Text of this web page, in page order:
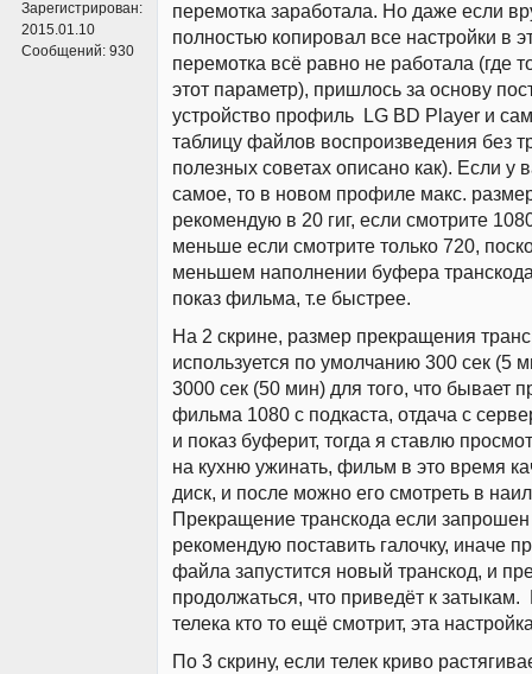
Зарегистрирован:
2015.01.10
Сообщений: 930
перемотка заработала. Но даже если
полностью копировал все настройки в
перемотка всё равно не работала (где
этот параметр), пришлось за основу
устройство профиль LG BD Player и
таблицу файлов воспроизведения без
полезных советах описано как). Если у
самое, то в новом профиле макс.
рекомендую в 20 гиг, если смотрите
меньше если смотрите только 720,
меньшем наполнении буфера
показ фильма, т.е быстрее.
На 2 скрине, размер прекращения
используется по умолчанию 300 сек (5
3000 сек (50 мин) для того, что бывает
фильма 1080 с подкаста, отдача с
и показ буферит, тогда я ставлю
на кухню ужинать, фильм в это время
диск, и после можно его смотреть в
Прекращение транскода если
рекомендую поставить галочку, иначе
файла запустится новый транскод, и
продолжаться, что приведёт к затыкам.
телека кто то ещё смотрит, эта
По 3 скрину, если телек криво